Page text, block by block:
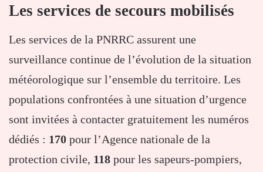
Les services de secours mobilisés
Les services de la PNRRC assurent une
surveillance continue de l’évolution de la situation
météorologique sur l’ensemble du territoire. Les
populations confrontées à une situation d’urgence
sont invitées à contacter gratuitement les numéros
dédiés : 170 pour l’Agence nationale de la
protection civile, 118 pour les sapeurs-pompiers,